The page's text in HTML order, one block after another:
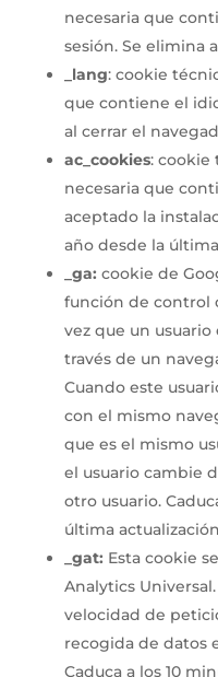
necesaria que
sesión. Se elimina
_lang: cookie
que contiene el
al cerrar el
ac_cookies: cookie
necesaria que
aceptado la
año desde la
_ga: cookie de
función de control
vez que un
través de un
Cuando este
con el mismo
que es el mismo
el usuario cambie
otro usuario.
última
_gat: Esta cookie
Analytics
velocidad de
recogida de datos
Caduca a los 10